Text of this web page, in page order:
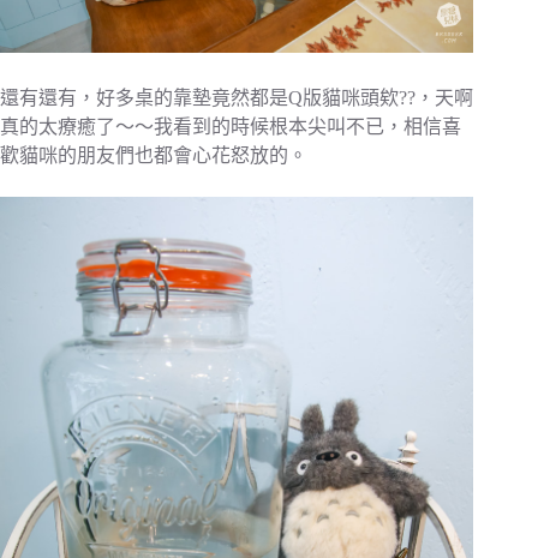
還有還有，好多桌的靠墊竟然都是Q版貓咪頭欸??，天啊
真的太療癒了～～我看到的時候根本尖叫不已，相信喜
歡貓咪的朋友們也都會心花怒放的。